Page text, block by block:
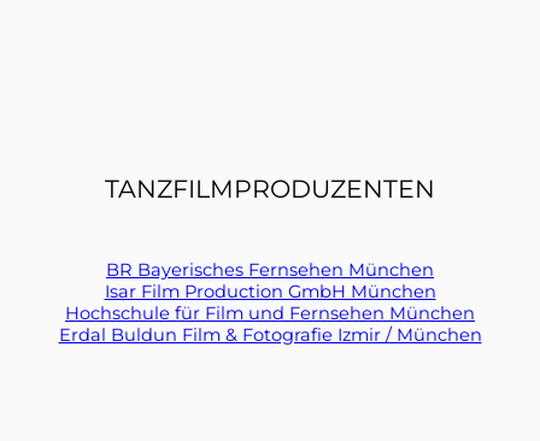
TANZFILMPRODUZENTEN
BR Bayerisches Fernsehen München
Isar Film Production GmbH München
Hochschule für Film und Fernsehen München
Erdal Buldun Film & Fotografie Izmir / München